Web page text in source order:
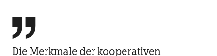

Die Merkmale der kooperativen